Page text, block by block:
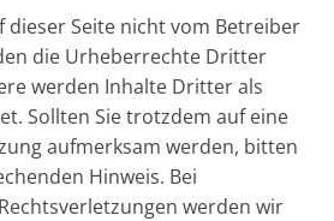
dieser Seite nicht vom Betreiber
die Urheberrechte Dritter
werden Inhalte Dritter als
Sollten Sie trotzdem auf eine
aufmerksam werden, bitten
Hinweis. Bei
werden wir